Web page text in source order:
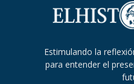
Estimulando la
para entender el